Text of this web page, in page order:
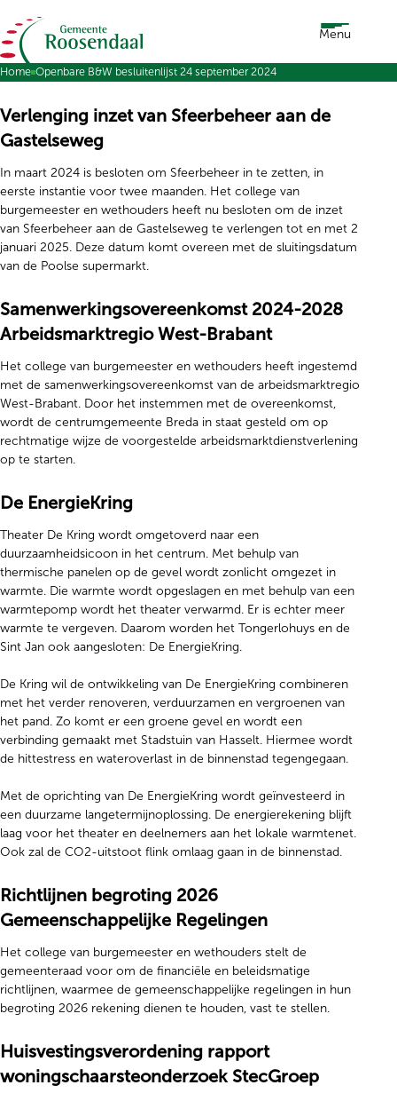
Ga naar de inhoud Menu
Home Openbare B&W besluitenlijst 24 september 2024
Verlenging inzet van Sfeerbeheer aan de
Gastelseweg
In maart 2024 is besloten om Sfeerbeheer in te zetten, in
eerste instantie voor twee maanden. Het college van
burgemeester en wethouders heeft nu besloten om de inzet
van Sfeerbeheer aan de Gastelseweg te verlengen tot en met 2
januari 2025. Deze datum komt overeen met de sluitingsdatum
van de Poolse supermarkt.
Samenwerkingsovereenkomst 2024-2028
Arbeidsmarktregio West-Brabant
Het college van burgemeester en wethouders heeft ingestemd
met de samenwerkingsovereenkomst van de arbeidsmarktregio
West-Brabant. Door het instemmen met de overeenkomst,
wordt de centrumgemeente Breda in staat gesteld om op
rechtmatige wijze de voorgestelde arbeidsmarktdienstverlening
op te starten.
De EnergieKring
Theater De Kring wordt omgetoverd naar een
duurzaamheidsicoon in het centrum. Met behulp van
thermische panelen op de gevel wordt zonlicht omgezet in
warmte. Die warmte wordt opgeslagen en met behulp van een
warmtepomp wordt het theater verwarmd. Er is echter meer
warmte te vergeven. Daarom worden het Tongerlohuys en de
Sint Jan ook aangesloten: De EnergieKring.
De Kring wil de ontwikkeling van De EnergieKring combineren
met het verder renoveren, verduurzamen en vergroenen van
het pand. Zo komt er een groene gevel en wordt een
verbinding gemaakt met Stadstuin van Hasselt. Hiermee wordt
de hittestress en wateroverlast in de binnenstad tegengegaan.
Met de oprichting van De EnergieKring wordt geïnvesteerd in
een duurzame langetermijnoplossing. De energierekening blijft
laag voor het theater en deelnemers aan het lokale warmtenet.
Ook zal de CO2-uitstoot flink omlaag gaan in de binnenstad.
Richtlijnen begroting 2026
Gemeenschappelijke Regelingen
Het college van burgemeester en wethouders stelt de
gemeenteraad voor om de financiële en beleidsmatige
richtlijnen, waarmee de gemeenschappelijke regelingen in hun
begroting 2026 rekening dienen te houden, vast te stellen.
Huisvestingsverordening rapport
woningschaarsteonderzoek StecGroep